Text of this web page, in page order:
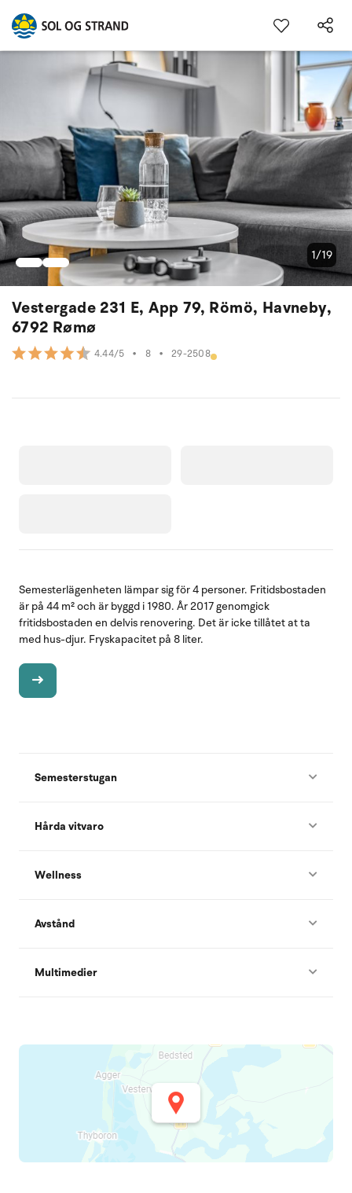
Vestergade 231 E, App 79, Römö, Havneby,
6792 Rømø
4.44/5 • 8 • 29-2508
1/19
Semesterlägenheten lämpar sig för 4 personer. Fritidsbostaden
är på 44 m² och är byggd i 1980. År 2017 genomgick
fritidsbostaden en delvis renovering. Det är icke tillåtet at ta
med hus-djur. Fryskapacitet på 8 liter.
Semesterstugan
Hårda vitvaro
Wellness
Avstånd
Multimedier